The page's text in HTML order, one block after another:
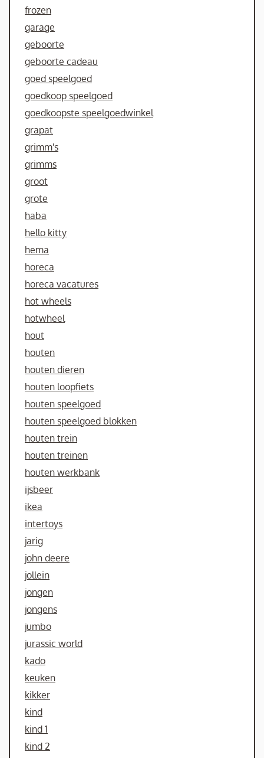
frozen
garage
geboorte
geboorte cadeau
goed speelgoed
goedkoop speelgoed
goedkoopste speelgoedwinkel
grapat
grimm's
grimms
groot
grote
haba
hello kitty
hema
horeca
horeca vacatures
hot wheels
hotwheel
hout
houten
houten dieren
houten loopfiets
houten speelgoed
houten speelgoed blokken
houten trein
houten treinen
houten werkbank
ijsbeer
ikea
intertoys
jarig
john deere
jollein
jongen
jongens
jumbo
jurassic world
kado
keuken
kikker
kind
kind 1
kind 2